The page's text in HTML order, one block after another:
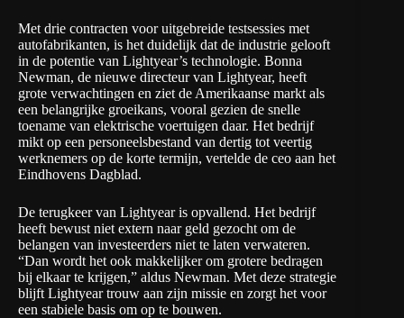
Met drie contracten voor uitgebreide testsessies met
autofabrikanten, is het duidelijk dat de industrie gelooft
in de potentie van Lightyear’s technologie. Bonna
Newman, de nieuwe directeur van Lightyear, heeft
grote verwachtingen en ziet de Amerikaanse markt als
een belangrijke groeikans, vooral gezien de snelle
toename van elektrische voertuigen daar. Het bedrijf
mikt op een personeelsbestand van dertig tot veertig
werknemers op de korte termijn, vertelde de ceo aan het
Eindhovens Dagblad.
De terugkeer van Lightyear is opvallend. Het bedrijf
heeft bewust niet extern naar geld gezocht om de
belangen van investeerders niet te laten verwateren.
“Dan wordt het ook makkelijker om grotere bedragen
bij elkaar te krijgen,” aldus Newman. Met deze strategie
blijft Lightyear trouw aan zijn missie en zorgt het voor
een stabiele basis om op te bouwen.